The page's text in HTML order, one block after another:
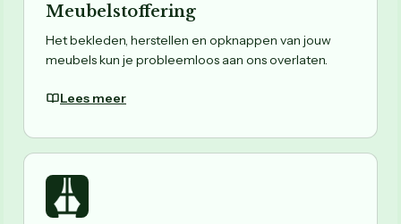
Meubelstoffering
Het bekleden, herstellen en opknappen van jouw
meubels kun je probleemloos aan ons overlaten.
Lees meer